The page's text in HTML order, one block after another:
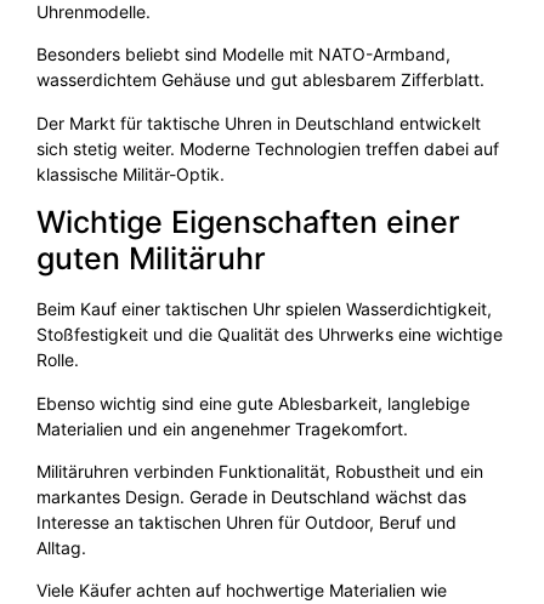
Uhrenmodelle.
Besonders beliebt sind Modelle mit NATO-Armband,
wasserdichtem Gehäuse und gut ablesbarem Zifferblatt.
Der Markt für taktische Uhren in Deutschland entwickelt
sich stetig weiter. Moderne Technologien treffen dabei auf
klassische Militär-Optik.
Wichtige Eigenschaften einer
guten Militäruhr
Beim Kauf einer taktischen Uhr spielen Wasserdichtigkeit,
Stoßfestigkeit und die Qualität des Uhrwerks eine wichtige
Rolle.
Ebenso wichtig sind eine gute Ablesbarkeit, langlebige
Materialien und ein angenehmer Tragekomfort.
Militäruhren verbinden Funktionalität, Robustheit und ein
markantes Design. Gerade in Deutschland wächst das
Interesse an taktischen Uhren für Outdoor, Beruf und
Alltag.
Viele Käufer achten auf hochwertige Materialien wie